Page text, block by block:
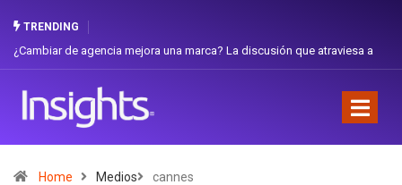
TRENDING
de agencia mejora una marca? La discusión que atraviesa a
Home Medios cannes